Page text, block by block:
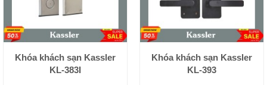
Khóa khách sạn Kassler
KL-383I
Khóa khách sạn Kassler
KL-393